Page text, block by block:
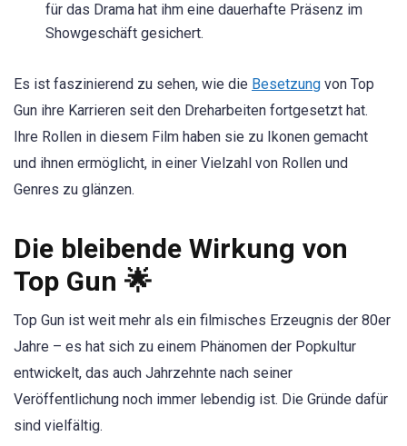
für das Drama hat ihm eine dauerhafte Präsenz im
Showgeschäft gesichert.
Es ist faszinierend zu sehen, wie die Besetzung von Top
Gun ihre Karrieren seit den Dreharbeiten fortgesetzt hat.
Ihre Rollen in diesem Film haben sie zu Ikonen gemacht
und ihnen ermöglicht, in einer Vielzahl von Rollen und
Genres zu glänzen.
Die bleibende Wirkung von
Top Gun 🌟
Top Gun ist weit mehr als ein filmisches Erzeugnis der 80er
Jahre – es hat sich zu einem Phänomen der Popkultur
entwickelt, das auch Jahrzehnte nach seiner
Veröffentlichung noch immer lebendig ist. Die Gründe dafür
sind vielfältig.